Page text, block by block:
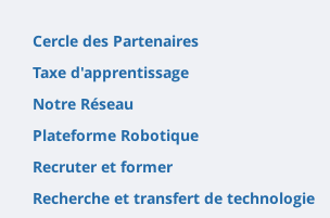
Cercle des Partenaires
Taxe d'apprentissage
Notre Réseau
Plateforme Robotique
Recruter et former
Recherche et transfert de technologie